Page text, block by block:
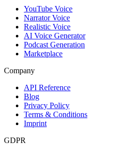
YouTube Voice
Narrator Voice
Realistic Voice
AI Voice Generator
Podcast Generation
Marketplace
Company
API Reference
Blog
Privacy Policy
Terms & Conditions
Imprint
GDPR